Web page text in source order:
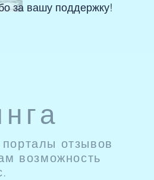
за вашу поддержку!
отзывов
возможность